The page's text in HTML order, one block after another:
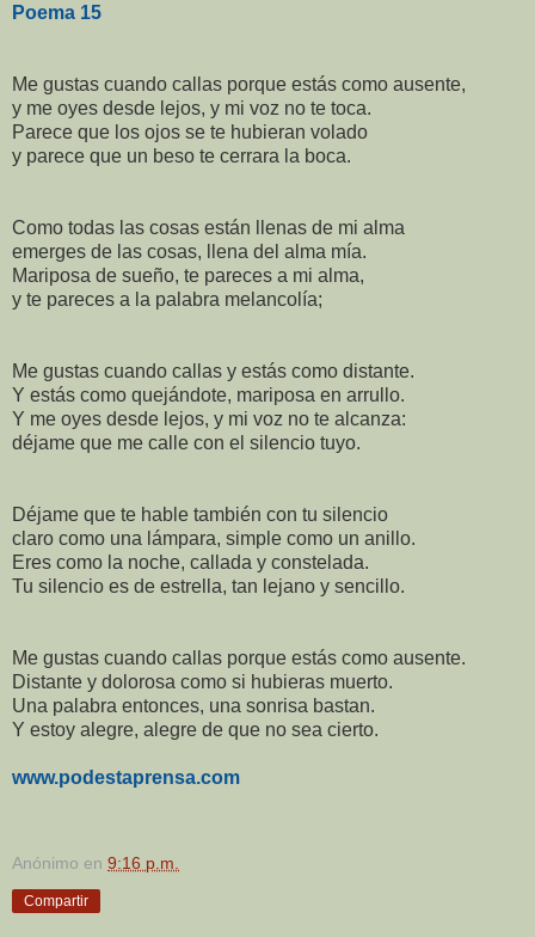
Poema 15
Me gustas cuando callas porque estás como ausente,
y me oyes desde lejos, y mi voz no te toca.
Parece que los ojos se te hubieran volado
y parece que un beso te cerrara la boca.
Como todas las cosas están llenas de mi alma
emerges de las cosas, llena del alma mía.
Mariposa de sueño, te pareces a mi alma,
y te pareces a la palabra melancolía;
Me gustas cuando callas y estás como distante.
Y estás como quejándote, mariposa en arrullo.
Y me oyes desde lejos, y mi voz no te alcanza:
déjame que me calle con el silencio tuyo.
Déjame que te hable también con tu silencio
claro como una lámpara, simple como un anillo.
Eres como la noche, callada y constelada.
Tu silencio es de estrella, tan lejano y sencillo.
Me gustas cuando callas porque estás como ausente.
Distante y dolorosa como si hubieras muerto.
Una palabra entonces, una sonrisa bastan.
Y estoy alegre, alegre de que no sea cierto.
www.podestaprensa.com
Anónimo en 9:16 p.m.
Compartir